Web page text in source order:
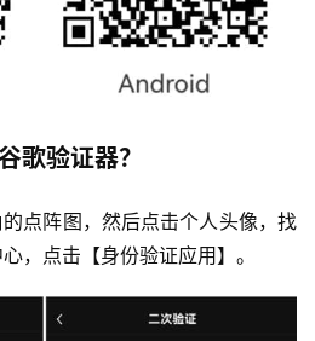
歌验证器？
点阵图，然后点击个人头像，找
，点击【身份验证应用】。